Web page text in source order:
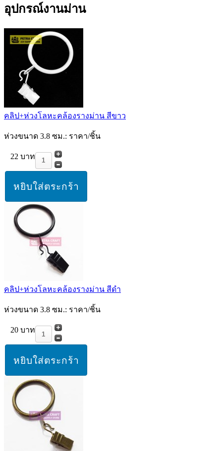
อุปกรณ์งานม่าน
คลิป+ห่วงโลหะคล้องรางม่าน สีขาว
ห่วงขนาด 3.8 ซม.: ราคา/ชิ้น
22 บาท
คลิป+ห่วงโลหะคล้องรางม่าน สีดำ
ห่วงขนาด 3.8 ซม.: ราคา/ชิ้น
20 บาท